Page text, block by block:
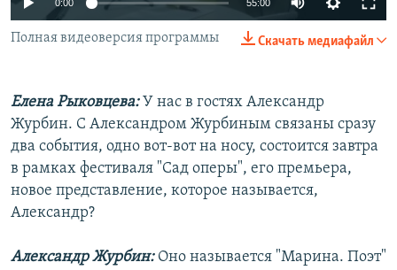
Все сайты РСЕ/РС
0:00 55:00
Скачать медиафайл
Полная видеоверсия программы
Елена Рыковцева:У нас в гостях Александр
Журбин. С Александром Журбиным связаны сразу
два события, одно вот-вот на носу, состоится завтра
в рамках фестиваля "Сад оперы", его премьера,
новое представление, которое называется,
Александр?
Александр Журбин: Оно называется "Марина. Поэт"